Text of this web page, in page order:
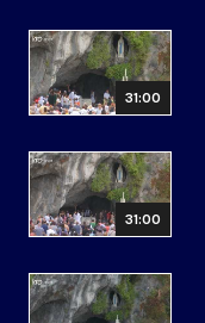
31:00
31:00